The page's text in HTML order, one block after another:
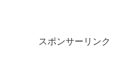
スポンサーリンク